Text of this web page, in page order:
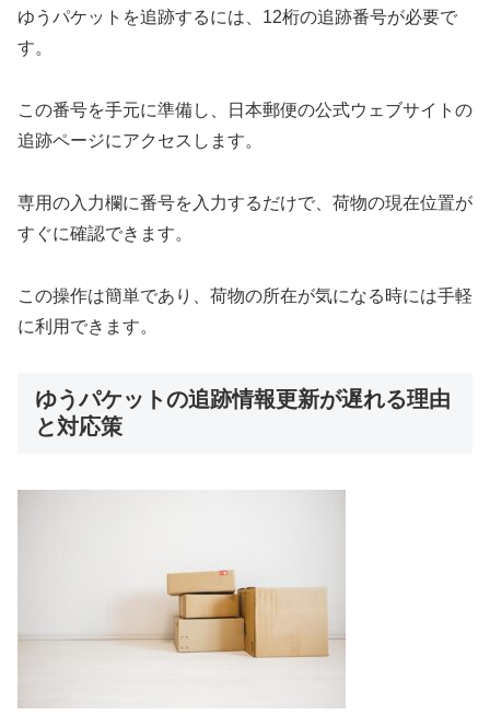
ゆうパケットを追跡するには、12桁の追跡番号が必要で
す。
この番号を手元に準備し、日本郵便の公式ウェブサイトの
追跡ページにアクセスします。
専用の入力欄に番号を入力するだけで、荷物の現在位置が
すぐに確認できます。
この操作は簡単であり、荷物の所在が気になる時には手軽
に利用できます。
ゆうパケットの追跡情報更新が遅れる理由
と対応策